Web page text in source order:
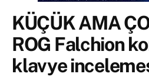
KÜÇÜK AMA
ROG Falchion
klavye